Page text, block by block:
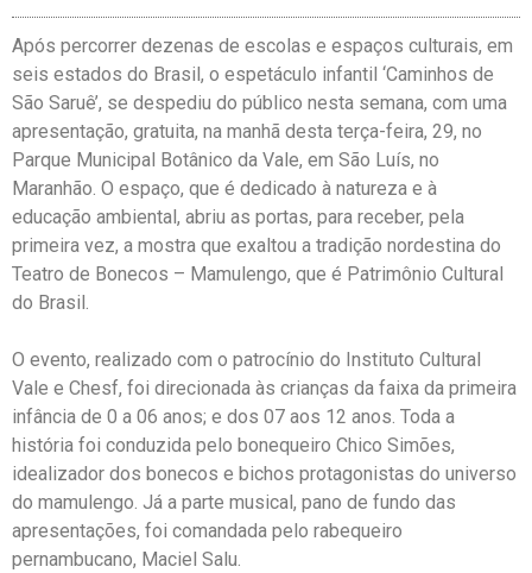
Após percorrer dezenas de escolas e espaços culturais, em
seis estados do Brasil, o espetáculo infantil ‘Caminhos de
São Saruê’, se despediu do público nesta semana, com uma
apresentação, gratuita, na manhã desta terça-feira, 29, no
Parque Municipal Botânico da Vale, em São Luís, no
Maranhão. O espaço, que é dedicado à natureza e à
educação ambiental, abriu as portas, para receber, pela
primeira vez, a mostra que exaltou a tradição nordestina do
Teatro de Bonecos – Mamulengo, que é Patrimônio Cultural
do Brasil.
O evento, realizado com o patrocínio do Instituto Cultural
Vale e Chesf, foi direcionada às crianças da faixa da primeira
infância de 0 a 06 anos; e dos 07 aos 12 anos. Toda a
história foi conduzida pelo bonequeiro Chico Simões,
idealizador dos bonecos e bichos protagonistas do universo
do mamulengo. Já a parte musical, pano de fundo das
apresentações, foi comandada pelo rabequeiro
pernambucano, Maciel Salu.